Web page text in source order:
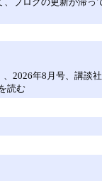
年8月号、講談
読む